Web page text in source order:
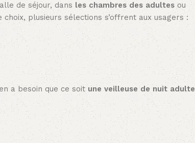
de séjour, dans les chambres des adultesou
plusieurs sélections s’offrent aux usagers :
a besoin que ce soit une veilleuse de nuit adulte